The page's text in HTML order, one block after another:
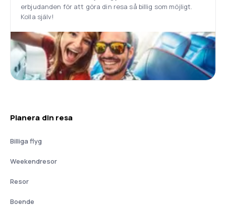
erbjudanden för att göra din resa så billig som möjligt.
Kolla själv!
Planera din resa
Billiga flyg
Weekendresor
Resor
Boende